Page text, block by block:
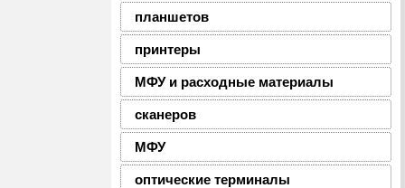
планшетов
принтеры
МФУ и расходные материалы
сканеров
МФУ
оптические терминалы